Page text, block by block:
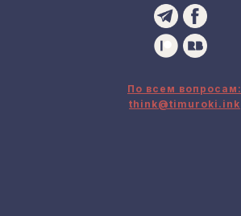
По всем вопросам:
think@timuroki.ink